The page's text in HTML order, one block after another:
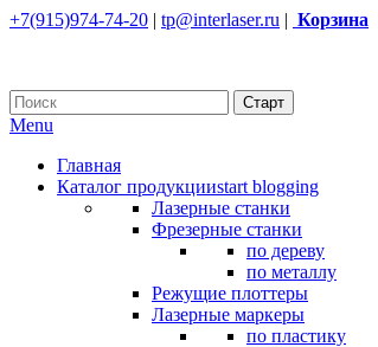
+7(915)974-74-20 | tp@interlaser.ru | Корзина
Menu
Главная
Каталог продукцииstart blogging
Лазерные станки
Фрезерные станки
по дереву
по металлу
Режущие плоттеры
Лазерные маркеры
по пластику